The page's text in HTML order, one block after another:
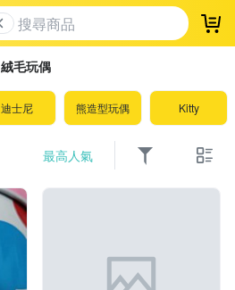
登
絨毛玩偶
迪士尼 熊造型玩偶 Kitty
最高人氣